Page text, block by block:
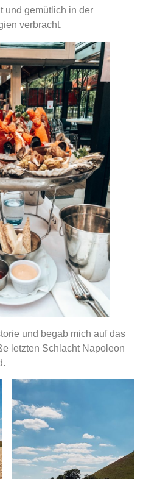
und gemütlich in der
verbracht.
und begab mich auf das
letzten Schlacht Napoleon